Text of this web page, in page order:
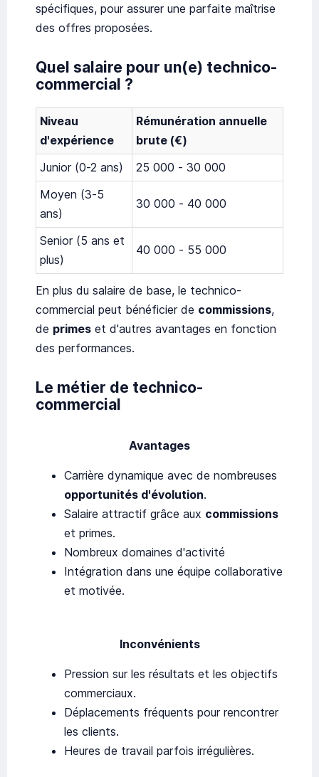
spécifiques, pour assurer une parfaite maîtrise
des offres proposées.
Quel salaire pour un(e) technico-
commercial ?
Niveau
d'expérience
Rémunération annuelle
brute (€)
Junior (0-2 ans)
25 000 - 30 000
Moyen (3-5
ans)
30 000 - 40 000
Senior (5 ans et
plus)
40 000 - 55 000
En plus du salaire de base, le technico-
commercial peut bénéficier de commissions,
de primes et d'autres avantages en fonction
des performances.
Le métier de technico-
commercial
Avantages
Carrière dynamique avec de nombreuses
opportunités d'évolution.
Salaire attractif grâce aux commissions
et primes.
Nombreux domaines d'activité
Intégration dans une équipe collaborative
et motivée.
Inconvénients
Pression sur les résultats et les objectifs
commerciaux.
Déplacements fréquents pour rencontrer
les clients.
Heures de travail parfois irrégulières.